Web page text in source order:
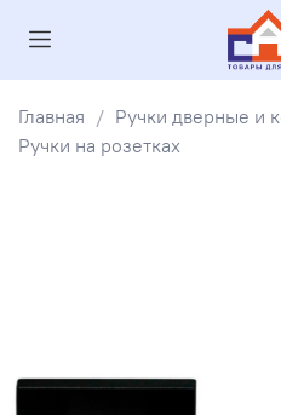
Главная
Ручки дверные и
Ручки на розетках